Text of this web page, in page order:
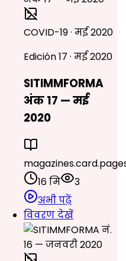
COVID-19 · मई 2020
Edición 17 · मई 2020
SITIMMFORMA
अंक 17 — मई
2020
16 मि
3
अभी पढ़ें
विवरण देखें